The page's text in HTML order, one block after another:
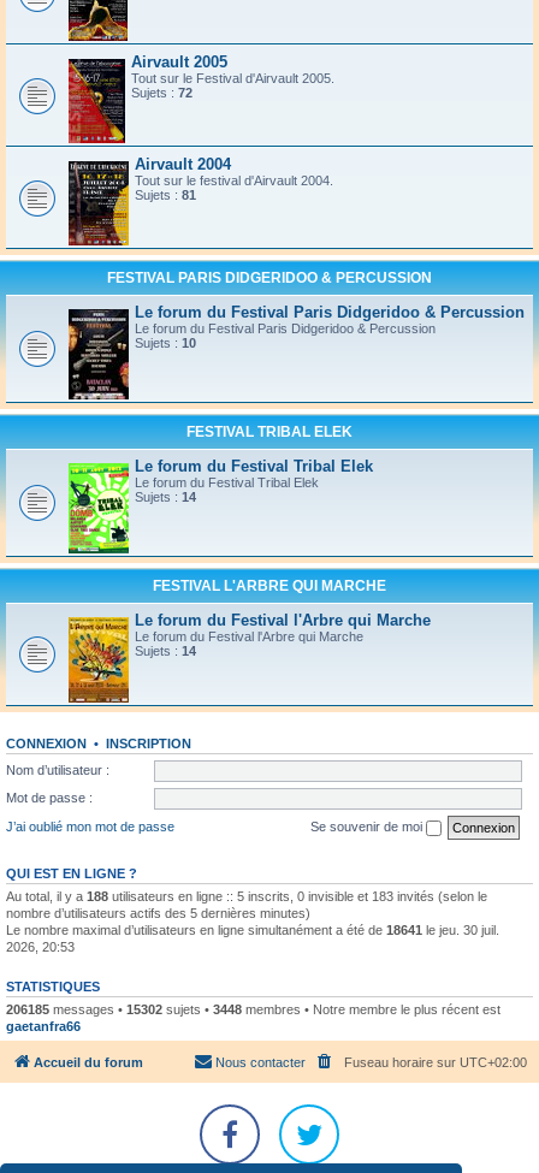
Airvault 2005
Tout sur le Festival d'Airvault 2005.
Sujets : 72
Airvault 2004
Tout sur le festival d'Airvault 2004.
Sujets : 81
FESTIVAL PARIS DIDGERIDOO & PERCUSSION
Le forum du Festival Paris Didgeridoo & Percussion
Le forum du Festival Paris Didgeridoo & Percussion
Sujets : 10
FESTIVAL TRIBAL ELEK
Le forum du Festival Tribal Elek
Le forum du Festival Tribal Elek
Sujets : 14
FESTIVAL L'ARBRE QUI MARCHE
Le forum du Festival l'Arbre qui Marche
Le forum du Festival l'Arbre qui Marche
Sujets : 14
CONNEXION • INSCRIPTION
Nom d’utilisateur :
Mot de passe :
J’ai oublié mon mot de passe
Se souvenir de moi
QUI EST EN LIGNE ?
Au total, il y a 188 utilisateurs en ligne :: 5 inscrits, 0 invisible et 183 invités (selon le
nombre d’utilisateurs actifs des 5 dernières minutes)
Le nombre maximal d’utilisateurs en ligne simultanément a été de 18641 le jeu. 30 juil.
2026, 20:53
STATISTIQUES
206185 messages • 15302 sujets • 3448 membres • Notre membre le plus récent est
gaetanfra66
Accueil du forum Fuseau horaire sur UTC+02:00
Nous contacter